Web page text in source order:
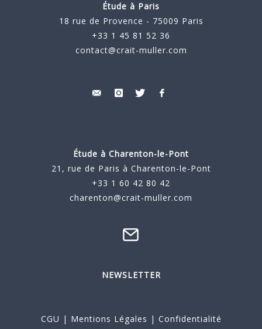
Étude à Paris
18 rue de Provence - 75009 Paris
+33 1 45 81 52 36
contact@crait-muller.com
Étude à Charenton-le-Pont
21, rue de Paris à Charenton-le-Pont
+33 1 60 42 80 42
charenton@crait-muller.com
NEWSLETTER
CGU | Mentions Légales | Confidentialité